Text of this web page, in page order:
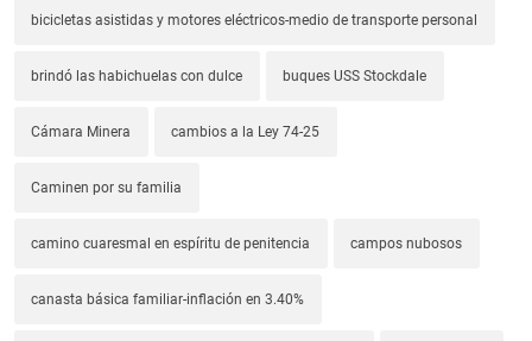
bicicletas asistidas y motores eléctricos-medio de transporte personal
brindó las habichuelas con dulce buques USS Stockdale
Cámara Minera cambios a la Ley 74-25
Caminen por su familia
camino cuaresmal en espíritu de penitencia campos nubosos
canasta básica familiar-inflación en 3.40%